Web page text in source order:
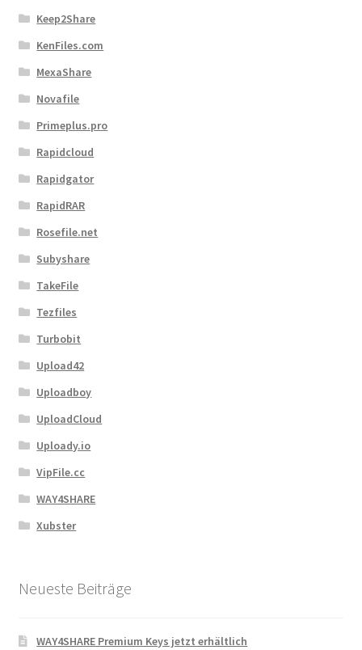
Keep2Share
KenFiles.com
MexaShare
Novafile
Primeplus.pro
Rapidcloud
Rapidgator
RapidRAR
Rosefile.net
Subyshare
TakeFile
Tezfiles
Turbobit
Upload42
Uploadboy
UploadCloud
Uploady.io
VipFile.cc
WAY4SHARE
Xubster
Neueste Beiträge
WAY4SHARE Premium Keys jetzt erhältlich